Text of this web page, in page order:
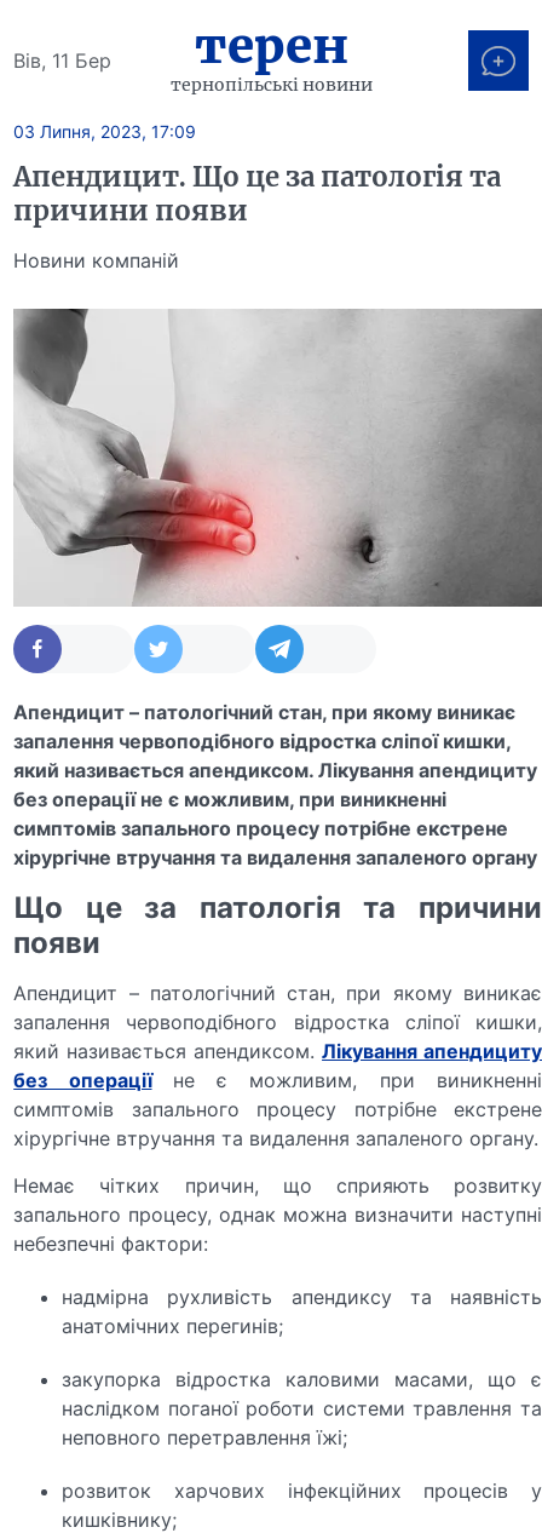
Вів, 11 Бер терен
тернопільські новини
03 Липня, 2023, 17:09
Апендицит. Що це за патологія та
причини появи
Новини компаній
Апендицит – патологічний стан, при якому виникає
запалення червоподібного відростка сліпої кишки,
який називається апендиксом. Лікування апендициту
без операції не є можливим, при виникненні
симптомів запального процесу потрібне екстрене
хірургічне втручання та видалення запаленого органу
Що це за патологія та причини
появи
Апендицит – патологічний стан, при якому виникає
запалення червоподібного відростка сліпої кишки,
який називається апендиксом.Лікування апендициту
без операції
не є можливим, при виникненні
симптомів запального процесу потрібне екстрене
хірургічне втручання та видалення запаленого органу.
Немає чітких причин, що сприяють розвитку
запального процесу, однак можна визначити наступні
небезпечні фактори:
надмірна рухливість апендиксу та наявність
анатомічних перегинів;
закупорка відростка каловими масами, що є
наслідком поганої роботи системи травлення та
неповного перетравлення їжі;
розвиток харчових інфекційних процесів у
кишківнику;